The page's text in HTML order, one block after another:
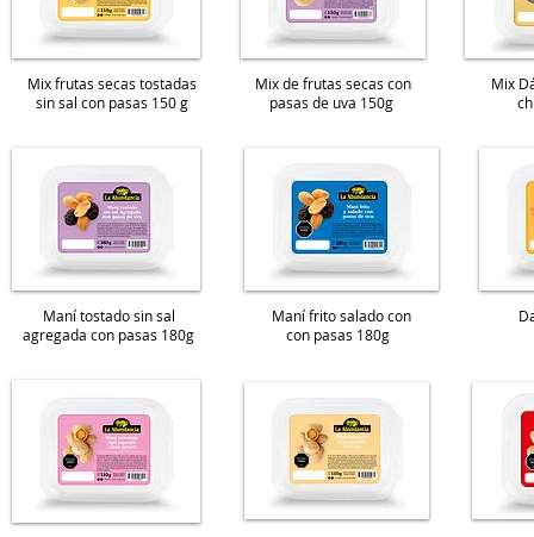
Mix frutas secas tostadas
sin sal con pasas 150 g
Maní tostado sin sal
agregada con pasas 180g
Mix de frutas secas con
pasas de uva 150g
Maní frito salado con
con pasas 180g
Mix